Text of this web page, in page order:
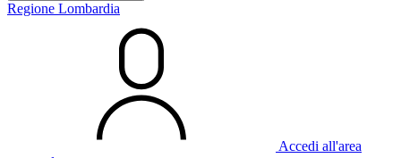
Regione Lombardia
Accedi all'area